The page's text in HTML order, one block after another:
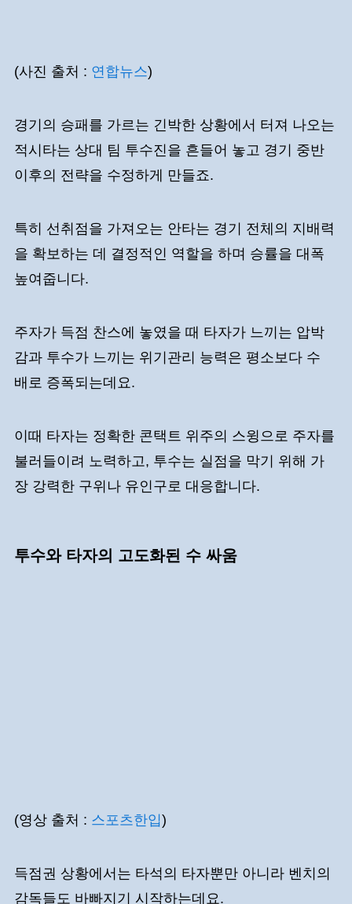
(사진 출처 : 연합뉴스)
경기의 승패를 가르는 긴박한 상황에서 터져 나오는
적시타는 상대 팀 투수진을 흔들어 놓고 경기 중반
이후의 전략을 수정하게 만들죠.
특히 선취점을 가져오는 안타는 경기 전체의 지배력
을 확보하는 데 결정적인 역할을 하며 승률을 대폭
높여줍니다.
주자가 득점 찬스에 놓였을 때 타자가 느끼는 압박
감과 투수가 느끼는 위기관리 능력은 평소보다 수
배로 증폭되는데요.
이때 타자는 정확한 콘택트 위주의 스윙으로 주자를
불러들이려 노력하고, 투수는 실점을 막기 위해 가
장 강력한 구위나 유인구로 대응합니다.
투수와 타자의 고도화된 수 싸움
(영상 출처 : 스포츠한입)
득점권 상황에서는 타석의 타자뿐만 아니라 벤치의
감독들도 바빠지기 시작하는데요.